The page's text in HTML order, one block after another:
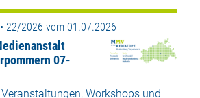
22/2026 vom 01.07.2026
07-
Workshops und